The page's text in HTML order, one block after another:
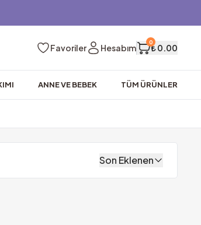
Favoriler Hesabım
0
₺ 0.00
ANNE VE BEBEK TÜM ÜRÜNLER
Son Eklenen